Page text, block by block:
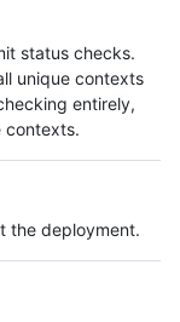
status checks.
unique contexts
entirely,
contexts.
the deployment.